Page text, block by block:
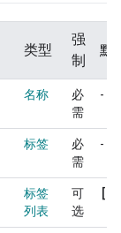
类型
强
制
默
名称
必
需
-
标签
必
需
-
标签
列表
可
选
[]